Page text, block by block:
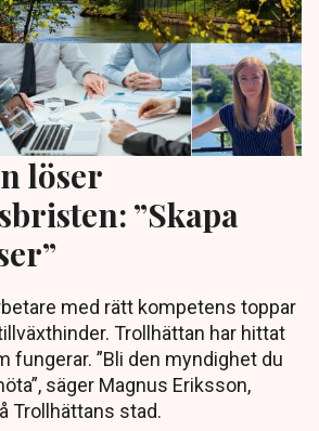
löser
”Skapa
med rätt kompetens toppar
Trollhättan har hittat
fungerar. ”Bli den myndighet du
säger Magnus Eriksson,
Trollhättans stad.